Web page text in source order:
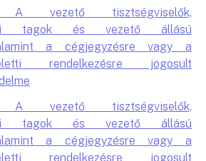
A vezető tisztségviselők,
tagok és vezető állású
a cégjegyzésre vagy a
rendelkezésre jogosult
A vezető tisztségviselők,
tagok és vezető állású
a cégjegyzésre vagy a
rendelkezésre jogosult